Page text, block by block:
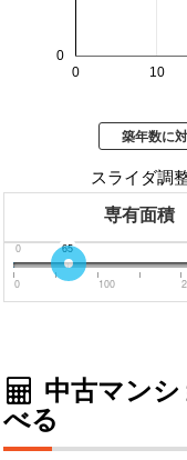
0 10
0
築年数に
スライダ調
専有面積
0 65
0 100
中古マン
べる